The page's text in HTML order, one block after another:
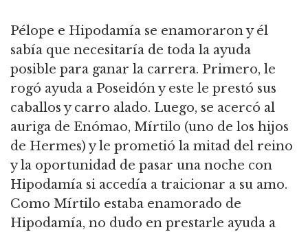
Pélope e Hipodamía se enamoraron y él
sabía que necesitaría de toda la ayuda
posible para ganar la carrera. Primero, le
rogó ayuda a Poseidón y este le prestó sus
caballos y carro alado. Luego, se acercó al
auriga de Enómao, Mírtilo (uno de los hijos
de Hermes) y le prometió la mitad del reino
y la oportunidad de pasar una noche con
Hipodamía si accedía a traicionar a su amo.
Como Mírtilo estaba enamorado de
Hipodamía, no dudo en prestarle ayuda a